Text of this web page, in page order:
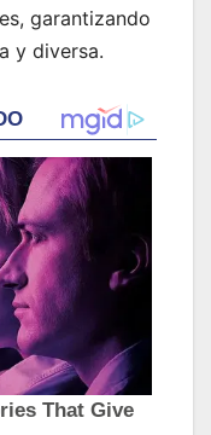
garantizando
y diversa.